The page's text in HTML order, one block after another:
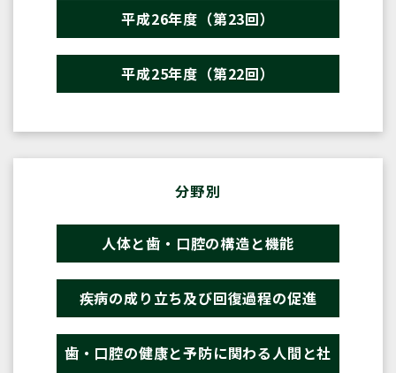
平成26年度（第23回）
平成25年度（第22回）
分野別
人体と歯・口腔の構造と機能
疾病の成り立ち及び回復過程の促進
歯・口腔の健康と予防に関わる人間と社